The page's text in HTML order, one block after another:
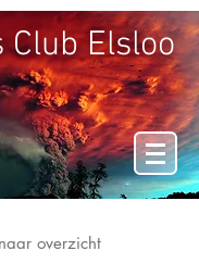
Club Elsloo
overzicht